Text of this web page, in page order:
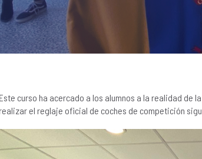
curso ha acercado a los alumnos a la realidad de la
el reglaje oficial de coches de competición